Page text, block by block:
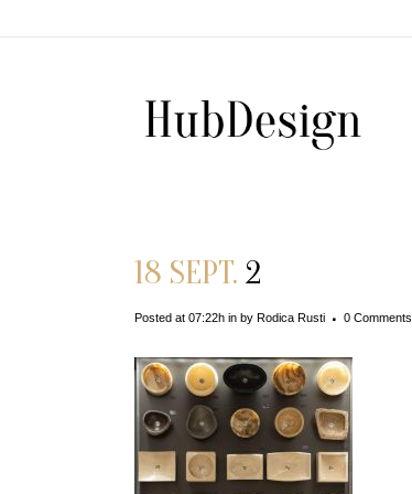
18 SEPT. 2
Posted at 07:22h in by Rodica Rusti 0 Comments